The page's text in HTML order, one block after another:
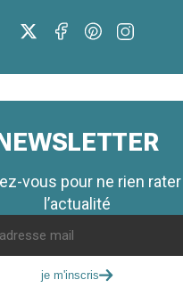
vous pour ne rien
l’actualité
je m'inscris